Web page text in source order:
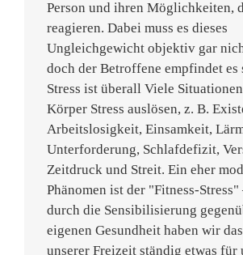
Person und ihren Möglichkeiten,
reagieren. Dabei muss es dieses
Ungleichgewicht objektiv gar
doch der Betroffene empfindet es
Stress ist überall Viele
Körper Stress auslösen, z. B.
Arbeitslosigkeit, Einsamkeit,
Unterforderung, Schlafdefizit,
Zeitdruck und Streit. Ein eher
Phänomen ist der "Fitness-
durch die Sensibilisierung
eigenen Gesundheit haben wir
unserer Freizeit ständig etwas für